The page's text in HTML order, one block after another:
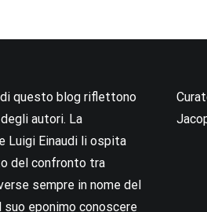
questo blog riflettono
autori. La
Luigi Einaudi li ospita
del confronto tra
sempre in nome del
suo eponimo conoscere